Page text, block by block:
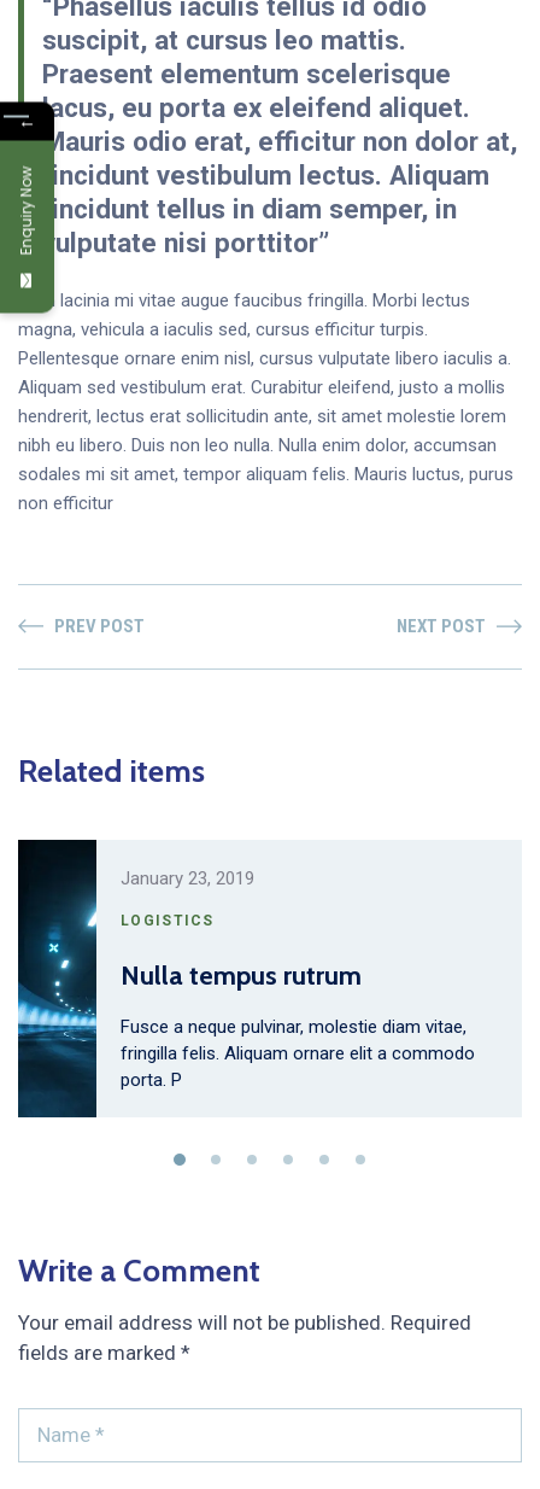
suscipit, at cursus leo mattis.
Praesent elementum scelerisque
lacus, eu porta ex eleifend aliquet.
Mauris odio erat, efficitur non dolor at,
tincidunt vestibulum lectus. Aliquam
tincidunt tellus in diam semper, in
vulputate nisi porttitor”
Nam lacinia mi vitae augue faucibus fringilla. Morbi lectus
magna, vehicula a iaculis sed, cursus efficitur turpis.
Pellentesque ornare enim nisl, cursus vulputate libero iaculis a.
Aliquam sed vestibulum erat. Curabitur eleifend, justo a mollis
hendrerit, lectus erat sollicitudin ante, sit amet molestie lorem
nibh eu libero. Duis non leo nulla. Nulla enim dolor, accumsan
sodales mi sit amet, tempor aliquam felis. Mauris luctus, purus
non efficitur
PREV POST NEXT POST
Related items
January 23, 2019
LOGISTICS
Nulla tempus rutrum
Fusce a neque pulvinar, molestie diam vitae,
fringilla felis. Aliquam ornare elit a commodo
porta. P
Write a Comment
Your email address will not be published. Required
fields are marked *
←
Enquiry Now